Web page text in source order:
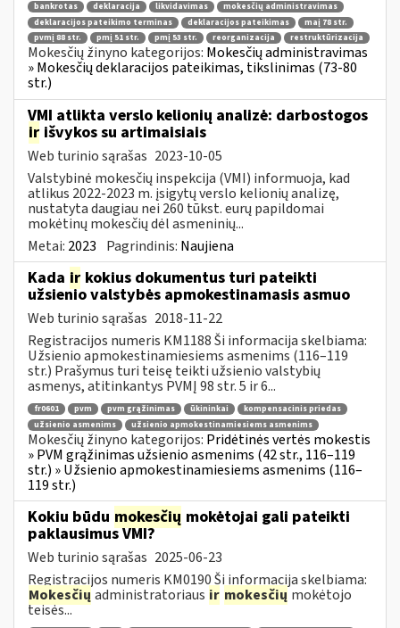
bankrotas deklaracija likvidavimas
mokesčių administravimas
deklaracijos pateikimo terminas
deklaracijos pateikimas
maį 78 str.
pvmį 88 str.
pmį 51 str. pmį 53 str. reorganizacija restruktūrizacija
Mokesčių žinyno kategorijos: Mokesčių administravimas
» Mokesčių deklaracijos pateikimas, tikslinimas (73-80
str.)
VMI atlikta verslo kelionių analizė: darbostogos
ir išvykos su artimaisiais
Web turinio sąrašas 2023-10-05
Valstybinė mokesčių inspekcija (VMI) informuoja, kad
atlikus 2022-2023 m. įsigytų verslo kelionių analizę,
nustatyta daugiau nei 260 tūkst. eurų papildomai
mokėtinų mokesčių dėl asmeninių...
Metai: 2023 Pagrindinis: Naujiena
Kada ir kokius dokumentus turi pateikti
užsienio valstybės apmokestinamasis asmuo
Web turinio sąrašas 2018-11-22
Registracijos numeris KM1188 Ši informacija skelbiama:
Užsienio apmokestinamiesiems asmenims (116–119
str.) Prašymus turi teisę teikti užsienio valstybių
asmenys, atitinkantys PVMĮ 98 str. 5 ir 6...
fr0601 pvm pvm grąžinimas ūkininkai
kompensacinis priedas
užsienio asmenims
užsienio apmokestinamiesiems asmenims
Mokesčių žinyno kategorijos: Pridėtinės vertės mokestis
» PVM grąžinimas užsienio asmenims (42 str., 116–119
str.) » Užsienio apmokestinamiesiems asmenims (116–
119 str.)
Kokiu būdu mokesčių mokėtojai gali pateikti
paklausimus VMI?
Web turinio sąrašas 2025-06-23
Registracijos numeris KM0190 Ši informacija skelbiama:
Mokesčių administratoriaus ir mokesčių mokėtojo
teisės...